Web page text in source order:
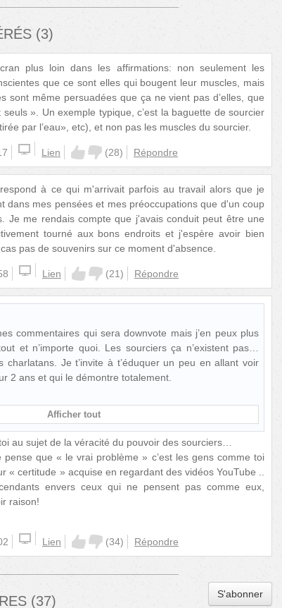
(3)
plus loin dans les affirmations: non seulement les
que ce sont elles qui bougent leur muscles, mais
sont même persuadées que ça ne vient pas d’elles, que
». Un exemple typique, c’est la baguette de sourcier
par l’eau», etc), et non pas les muscles du sourcier.
Lien (28) Répondre
à ce qui m'arrivait parfois au travail alors que je
dans mes pensées et mes préoccupations que d'un coup
Je me rendais compte que j'avais conduit peut être une
tourné aux bons endroits et j'espère avoir bien
pas de souvenirs sur ce moment d'absence.
Lien (21) Répondre
commentaires qui sera downvote mais j’en peux plus
et n’importe quoi. Les sourciers ça n’existent pas…
Je t’invite à t’éduquer un peu en allant voir
2 ans et qui le démontre totalement.
Afficher tout
au sujet de la véracité du pouvoir des sourciers…
que « le vrai problème » c’est les gens comme toi
« certitude » acquise en regardant des vidéos YouTube ..
envers ceux qui ne pensent pas comme eux,
raison!
Lien (34) Répondre
(37) S'abonner